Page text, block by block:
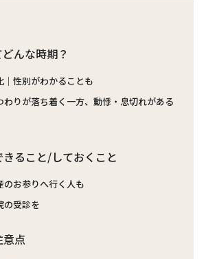
んな時期？
｜性別がわかることも
わりが落ち着く一方、動悸・息切れがある
ること/しておくこと
のお参りへ行く人も
の受診を
点